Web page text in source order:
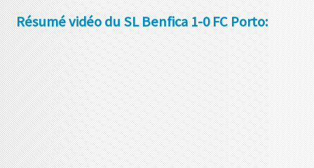
Résumé vidéo du SL Benfica 1-0 FC Porto: